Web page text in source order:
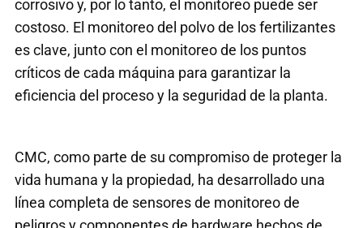
corrosivo y, por lo tanto, el monitoreo puede ser
costoso. El monitoreo del polvo de los fertilizantes
es clave, junto con el monitoreo de los puntos
críticos de cada máquina para garantizar la
eficiencia del proceso y la seguridad de la planta.
CMC, como parte de su compromiso de proteger la
vida humana y la propiedad, ha desarrollado una
línea completa de sensores de monitoreo de